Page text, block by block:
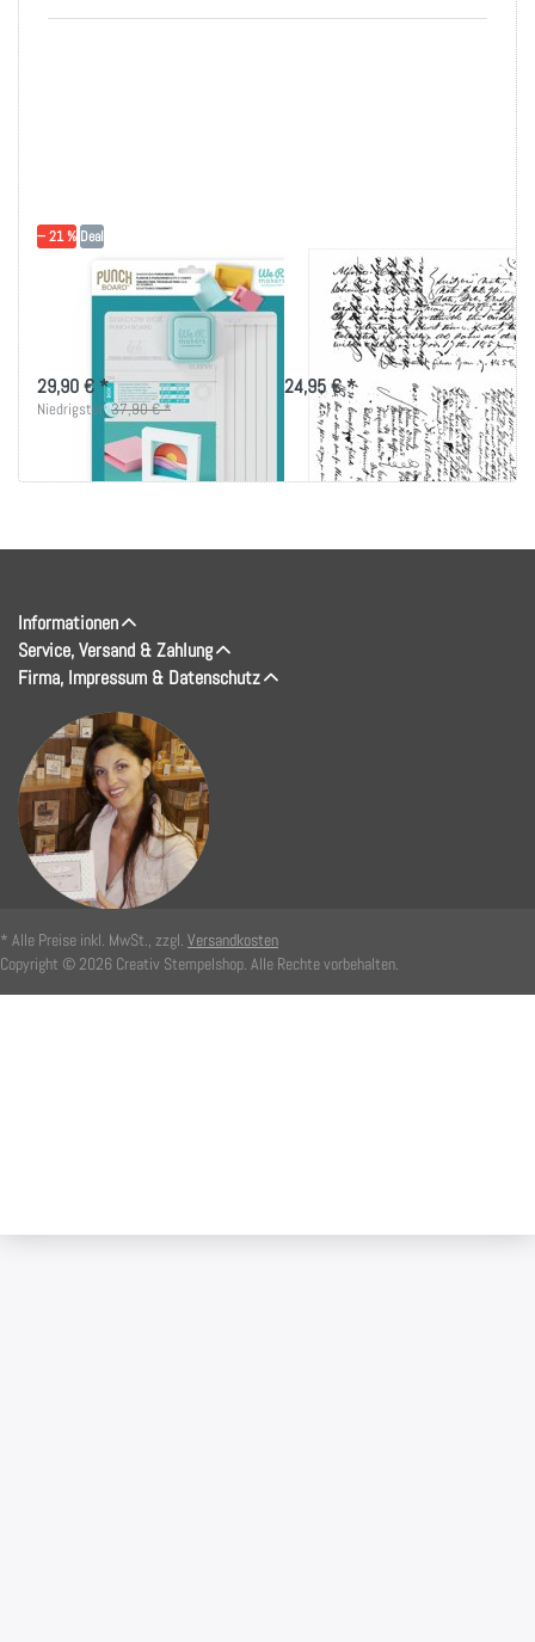
− 21 % Deal
We R Makers
Shadow Box Punch
29,90 € *
Niedrigster:37,90 € *
Tim Holtz Cling
Stamps 7"X8.5"-
Ledger Script
24,95 € *
Informationen
Service, Versand & Zahlung
Firma, Impressum & Datenschutz
* Alle Preise inkl. MwSt., zzgl. Versandkosten
Copyright © 2026 Creativ Stempelshop. Alle Rechte vorbehalten.